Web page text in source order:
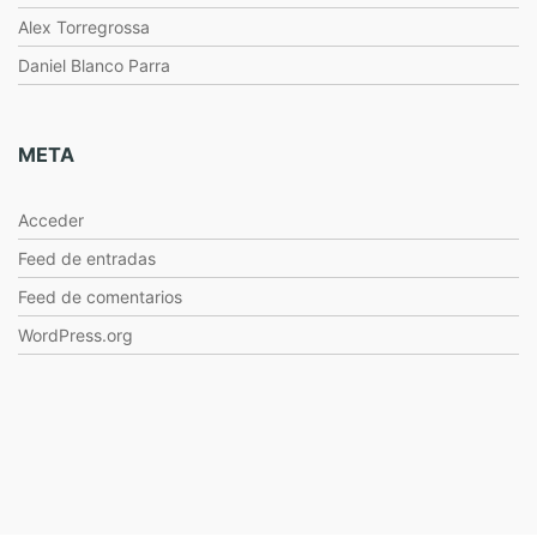
Alex Torregrossa
Daniel Blanco Parra
META
Acceder
Feed de entradas
Feed de comentarios
WordPress.org